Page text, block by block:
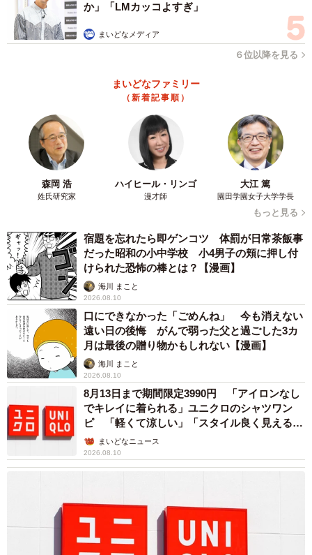
か」「LMカッコよすぎ」
まいどなメディア
６位以降を見る
まいどなファミリー
（新着記事順）
森岡 浩
姓氏研究家
ハイヒール・リンゴ
漫才師
大江 篤
園田学園女子大学学長
もっと見る
宿題を忘れたら即ゲンコツ 体罰が日常茶飯事
だった昭和の小中学校 小4男子の頬に押し付
けられた恐怖の棒とは？【漫画】
海川 まこと
2026.08.10
口にできなかった「ごめんね」 今も消えない
遠い日の後悔 がんで弱った父と過ごした3カ
月は最後の贈り物かもしれない【漫画】
海川 まこと
2026.08.10
8月13日まで期間限定3990円 「アイロンなし
でキレイに着られる」ユニクロのシャツワン
ピ 「軽くて涼しい」「スタイル良く見える」
の声まいどなニュース
2026.08.10